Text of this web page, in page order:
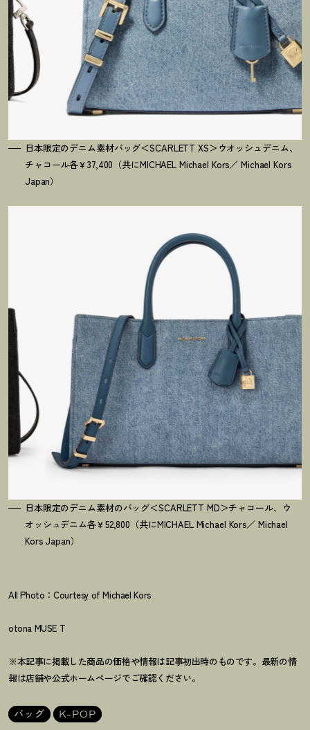
日本限定のデニム素材バッグ＜SCARLETT XS＞ウオッシュデニム、
チャコール各￥37,400（共にMICHAEL Michael Kors／ Michael Kors
Japan）
日本限定のデニム素材のバッグ＜SCARLETT MD＞チャコール、ウ
オッシュデニム各￥52,800（共にMICHAEL Michael Kors／ Michael
Kors Japan）
All Photo：Courtesy of Michael Kors
otona MUSE T
※本記事に掲載した商品の価格や情報は記事初出時のものです。最新の情
報は店舗や公式ホームページでご確認ください。
バッグ K-POP